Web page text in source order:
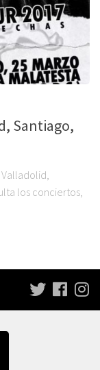
Santiago,
los conciertos,